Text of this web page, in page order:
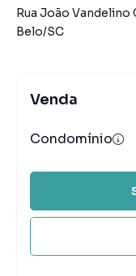
Rua João Vandelino
Belo/SC
Venda
Condomínio